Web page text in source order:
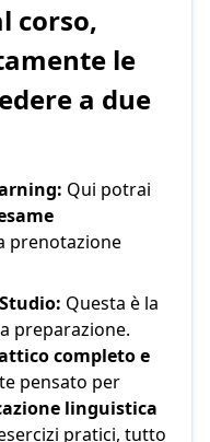
corso,
le
a due
Qui potrai
prenotazione
Questa è la
preparazione.
completo e
pensato per
linguistica
pratici, tutto